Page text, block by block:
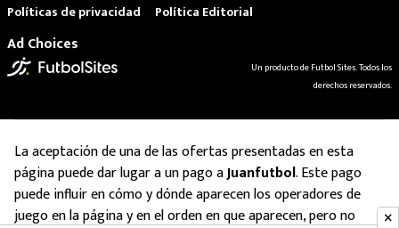
Políticas de privacidad
Política Editorial
Ad Choices
Un producto de Futbol Sites. Todos los
derechos reservados.
La aceptación de una de las ofertas presentadas en esta
página puede dar lugar a un pago aJuanfutbol. Este pago
puede influir en cómo y dónde aparecen los operadores de
juego en la página y en el orden en que aparecen, pero no